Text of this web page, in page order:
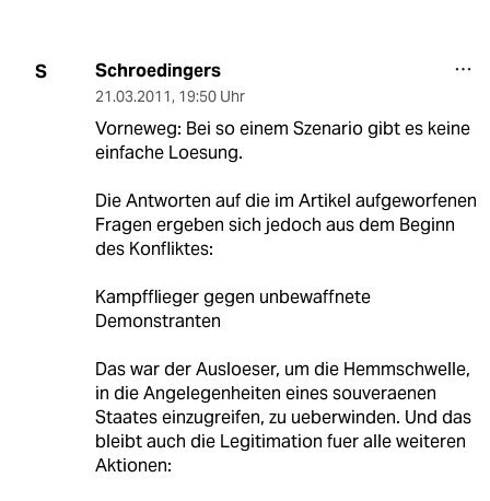
S Schroedingers
21.03.2011, 19:50 Uhr
Vorneweg: Bei so einem Szenario gibt es keine
einfache Loesung.
Die Antworten auf die im Artikel aufgeworfenen
Fragen ergeben sich jedoch aus dem Beginn
des Konfliktes:
Kampfflieger gegen unbewaffnete
Demonstranten
Das war der Ausloeser, um die Hemmschwelle,
in die Angelegenheiten eines souveraenen
Staates einzugreifen, zu ueberwinden. Und das
bleibt auch die Legitimation fuer alle weiteren
Aktionen: